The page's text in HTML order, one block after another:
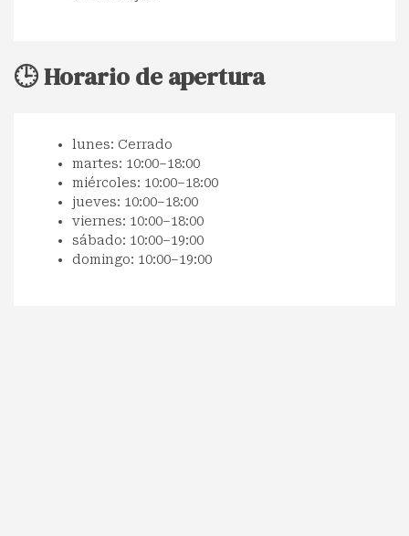
🕒 Horario de apertura
lunes: Cerrado
martes: 10:00–18:00
miércoles: 10:00–18:00
jueves: 10:00–18:00
viernes: 10:00–18:00
sábado: 10:00–19:00
domingo: 10:00–19:00